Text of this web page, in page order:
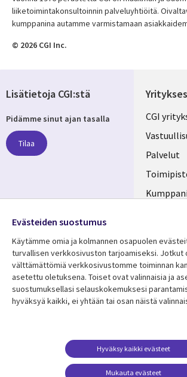
liiketoimintakonsultoinnin palveluyhtiöitä.
kumppanina autamme varmistamaan
© 2026 CGI Inc.
links
CGI
Palvelut
Resurssikeskus
Library
FINLAND
Asiakastarinat
Legal
Lisätietoja CGI:stä
Pidämme sinut ajan tasalla
Tilaa
Media
FINLAND
Evästeiden suostumus
Käytämme omia ja kolmannen osapuolen
turvallisen verkkosivuston tarjoamiseksi. Jotkut
välttämättömiä verkkosivustomme toiminnan
asetettu oletuksena. Toiset ovat valinnaisia ​​ja
suostumuksellasi selauskokemuksesi
hyväksyä kaikki, ei yhtään tai osan näistä
Mukauta evästeet
Hyväksy kaikki evästeet